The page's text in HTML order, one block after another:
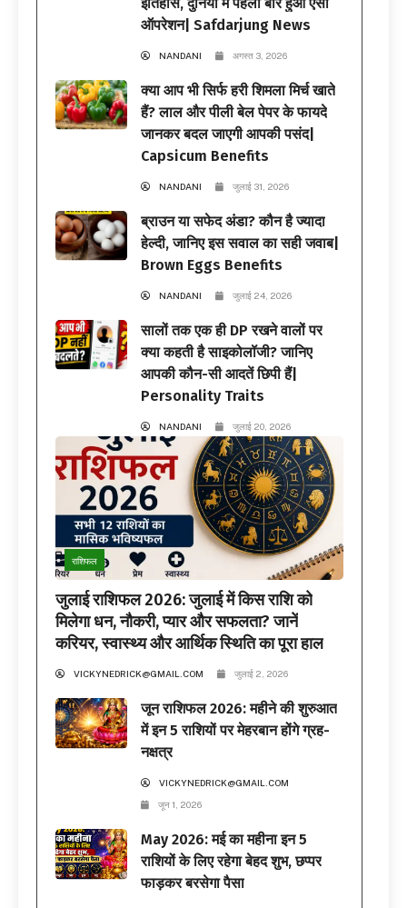
ऑपरेशन| Safdarjung News
NANDANI अगस्त 3, 2026
क्या आप भी सिर्फ हरी शिमला मिर्च खाते
हैं? लाल और पीली बेल पेपर के फायदे
जानकर बदल जाएगी आपकी पसंद|
Capsicum Benefits
NANDANI जुलाई 31, 2026
ब्राउन या सफेद अंडा? कौन है ज्यादा
हेल्दी, जानिए इस सवाल का सही जवाब|
Brown Eggs Benefits
NANDANI जुलाई 24, 2026
सालों तक एक ही DP रखने वालों पर
क्या कहती है साइकोलॉजी? जानिए
आपकी कौन-सी आदतें छिपी हैं|
Personality Traits
NANDANI जुलाई 20, 2026
राशिफल
जुलाई राशिफल 2026: जुलाई में किस राशि को
मिलेगा धन, नौकरी, प्यार और सफलता? जानें
करियर, स्वास्थ्य और आर्थिक स्थिति का पूरा हाल
VICKYNEDRICK@GMAIL.COM जुलाई 2, 2026
जून राशिफल 2026: महीने की शुरुआत
में इन 5 राशियों पर मेहरबान होंगे ग्रह-
नक्षत्र
VICKYNEDRICK@GMAIL.COM
जून 1, 2026
May 2026: मई का महीना इन 5
राशियों के लिए रहेगा बेहद शुभ, छप्पर
फाड़कर बरसेगा पैसा